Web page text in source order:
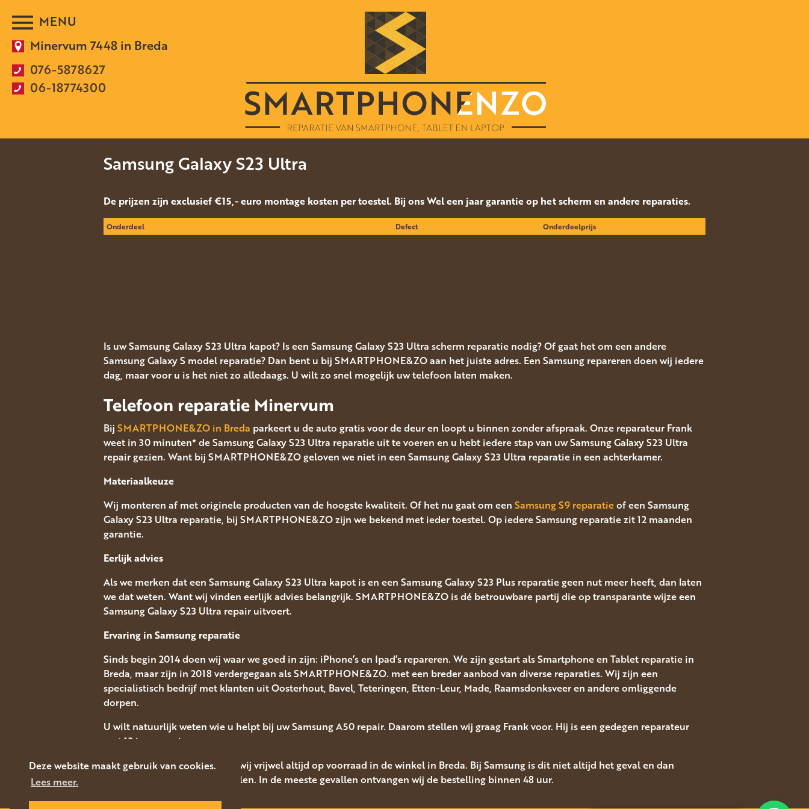
Deze website maakt gebruik van cookies.
Lees meer.
Minervum 7448 in Breda
076-5878627
06-18774300
Samsung Galaxy S23 Ultra
De prijzen zijn exclusief €15,- euro montage kosten per toestel. Bij ons Wel een jaar garantie op het scherm en andere reparaties.
Onderdeel Defect
Onderdeelprijs
Is uw Samsung Galaxy S23 Ultra kapot? Is een Samsung Galaxy S23 Ultra scherm reparatie nodig? Of gaat het om een andere
Samsung Galaxy S model reparatie? Dan bent u bij SMARTPHONE&ZO aan het juiste adres. Een Samsung repareren doen wij iedere
dag, maar voor u is het niet zo alledaags. U wilt zo snel mogelijk uw telefoon laten maken.
Telefoon reparatie Minervum
Bij SMARTPHONE&ZO in Breda parkeert u de auto gratis voor de deur en loopt u binnen zonder afspraak. Onze reparateur Frank
weet in 30 minuten* de Samsung Galaxy S23 Ultra reparatie uit te voeren en u hebt iedere stap van uw Samsung Galaxy S23 Ultra
repair gezien. Want bij SMARTPHONE&ZO geloven we niet in een Samsung Galaxy S23 Ultra reparatie in een achterkamer.
Materiaalkeuze
Wij monteren af met originele producten van de hoogste kwaliteit. Of het nu gaat om een Samsung S9 reparatieof een Samsung
Galaxy S23 Ultra reparatie, bij SMARTPHONE&ZO zijn we bekend met ieder toestel. Op iedere Samsung reparatie zit 12 maanden
garantie.
Eerlijk advies
Als we merken dat een Samsung Galaxy S23 Ultra kapot is en een Samsung Galaxy S23 Plus reparatie geen nut meer heeft, dan laten
we dat weten. Want wij vinden eerlijk advies belangrijk. SMARTPHONE&ZO is dé betrouwbare partij die op transparante wijze een
Samsung Galaxy S23 Ultra repair uitvoert.
Ervaring in Samsung reparatie
Sinds begin 2014 doen wij waar we goed in zijn: iPhone’s en Ipad’s repareren. We zijn gestart als Smartphone en Tablet reparatie in
Breda, maar zijn in 2018 verdergegaan als SMARTPHONE&ZO. met een breder aanbod van diverse reparaties. Wij zijn een
specialistisch bedrijf met klanten uit Oosterhout, Bavel, Teteringen, Etten-Leur, Made, Raamsdonksveer en andere omliggende
dorpen.
U wilt natuurlijk weten wie u helpt bij uw Samsung A50 repair. Daarom stellen wij graag Frank voor. Hij is een gedegen reparateur
met 12 jaar ervaring.
* iPhone-onderdelen hebben wij vrijwel altijd op voorraad in de winkel in Breda. Bij Samsung is dit niet altijd het geval en dan
moeten we onderdelen bestellen. In de meeste gevallen ontvangen wij de bestelling binnen 48 uur.